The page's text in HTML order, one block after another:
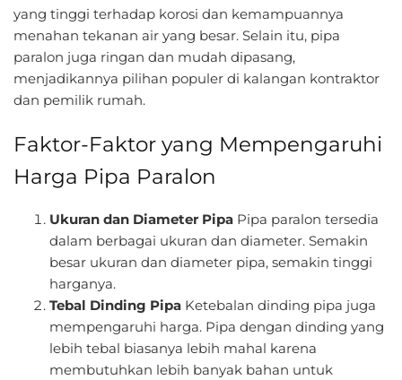
yang tinggi terhadap korosi dan kemampuannya
menahan tekanan air yang besar. Selain itu, pipa
paralon juga ringan dan mudah dipasang,
menjadikannya pilihan populer di kalangan kontraktor
dan pemilik rumah.
Faktor-Faktor yang Mempengaruhi
Harga Pipa Paralon
Ukuran dan Diameter Pipa Pipa paralon tersedia
dalam berbagai ukuran dan diameter. Semakin
besar ukuran dan diameter pipa, semakin tinggi
harganya.
Tebal Dinding Pipa Ketebalan dinding pipa juga
mempengaruhi harga. Pipa dengan dinding yang
lebih tebal biasanya lebih mahal karena
membutuhkan lebih banyak bahan untuk